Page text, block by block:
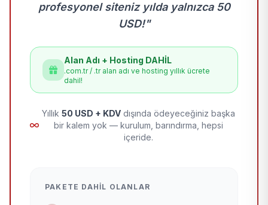
profesyonel siteniz yılda yalnızca 50
USD!"
Alan Adı + Hosting DAHİL
.com.tr / .tr alan adı ve hosting yıllık ücrete
dahil!
Yıllık 50 USD + KDV dışında ödeyeceğiniz başka
bir kalem yok — kurulum, barındırma, hepsi
içeride.
PAKETE DAHIL OLANLAR